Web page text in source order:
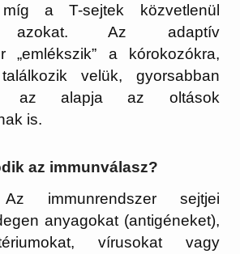
míg a T-sejtek közvetlenül
azokat. Az adaptív
„emlékszik” a kórokozókra,
velük, gyorsabban
az alapja az oltások
is.
az immunválasz?
immunrendszer sejtjei
anyagokat (antigéneket),
vírusokat vagy